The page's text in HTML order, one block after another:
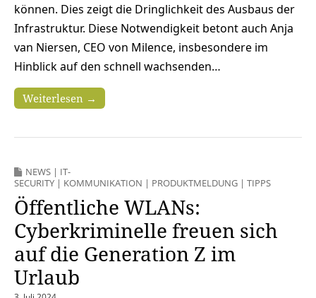
können. Dies zeigt die Dringlichkeit des Ausbaus der
Infrastruktur. Diese Notwendigkeit betont auch Anja
van Niersen, CEO von Milence, insbesondere im
Hinblick auf den schnell wachsenden…
Weiterlesen →
NEWS | IT-
SECURITY | KOMMUNIKATION | PRODUKTMELDUNG | TIPPS
Öffentliche WLANs:
Cyberkriminelle freuen sich
auf die Generation Z im
Urlaub